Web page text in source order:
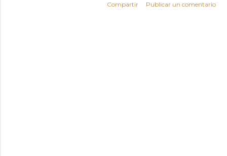
Compartir Publicar un comentario